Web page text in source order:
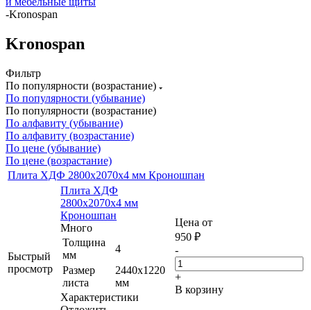
-Kronospan
Kronospan
Фильтр
По популярности (возрастание)
По популярности (убывание)
По популярности (возрастание)
По алфавиту (убывание)
По алфавиту (возрастание)
По цене (убывание)
По цене (возрастание)
Плита ХДФ 2800х2070х4 мм Кроношпан
Быстрый
просмотр
Плита ХДФ
2800х2070х4 мм
Кроношпан
Много
Толщина
мм
4
Размер
листа
2440х1220
мм
Характеристики
Цена от
950 ₽
-
+
В корзину